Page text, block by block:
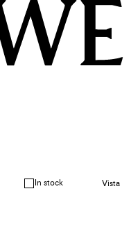
In stock Vista